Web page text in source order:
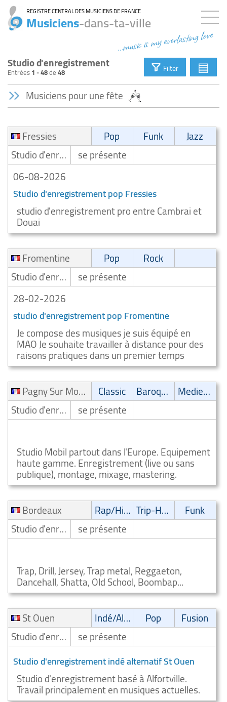
REGISTRE CENTRAL DES MUSICIENS DE FRANCE
Musiciens-dans-ta-ville
...music is my everlasting love
Studio d'enregistrement
Entrées1 - 48de48 Filter ▤
Musiciens pour une fête
Fressies Pop Funk
Jazz
Studio d'enregistrement
se présente
06-08-2026
Studio d'enregistrement pop Fressies
studio d'enregistrement pro entre Cambrai et
Douai
Fromentine
Pop
Rock
Studio d'enregistrement
se présente
28-02-2026
studio d'enregistrement pop Fromentine
Je compose des musiques je suis équipé en
MAO Je souhaite travailler à distance pour des
raisons pratiques dans un premier temps
Pagny Sur Moselle
Classic Baroque
Medieval music/renaissance
Studio d'enregistrement
se présente
Studio Mobil partout dans l'Europe. Equipement
haute gamme. Enregistrement (live ou sans
publique), montage, mixage, mastering.
Bordeaux
Rap/Hip-Hop/RnB Trip-Hop
Funk
Studio d'enregistrement
se présente
Trap, Drill, Jersey, Trap metal, Reggaeton,
Dancehall, Shatta, Old School, Boombap...
St Ouen
Indé/Alternatif Pop
Fusion
Studio d'enregistrement
se présente
Studio d'enregistrement indé alternatif St Ouen
Studio d'enregistrement basé à Alfortville.
Travail principalement en musiques actuelles.